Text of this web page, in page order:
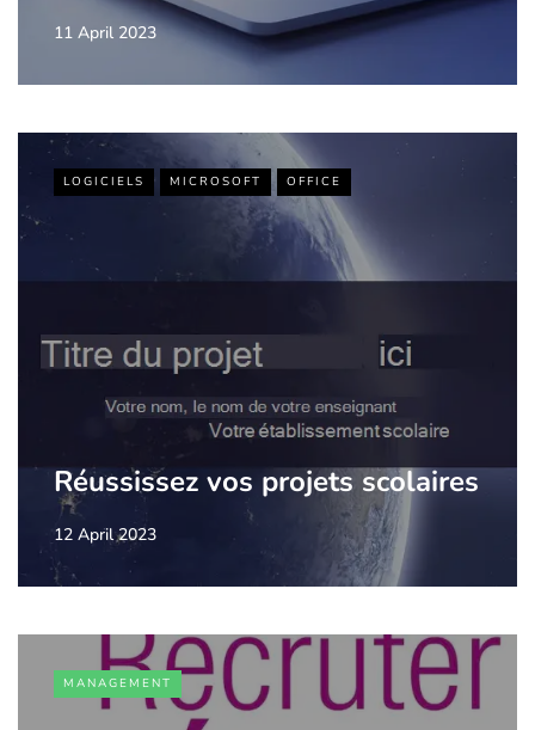
11 April 2023
LOGICIELS MICROSOFT OFFICE
Réussissez vos projets scolaires
12 April 2023
MANAGEMENT